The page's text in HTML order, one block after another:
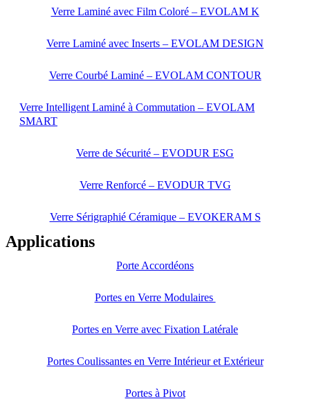
Verre Laminé avec Film Coloré – EVOLAM K
Verre Laminé avec Inserts – EVOLAM DESIGN
Verre Courbé Laminé – EVOLAM CONTOUR
Verre Intelligent Laminé à Commutation – EVOLAM
SMART
Verre de Sécurité – EVODUR ESG
Verre Renforcé – EVODUR TVG
Verre Sérigraphié Céramique – EVOKERAM S
Applications
Porte Accordéons
Portes en Verre Modulaires
Portes en Verre avec Fixation Latérale
Portes Coulissantes en Verre Intérieur et Extérieur
Portes à Pivot